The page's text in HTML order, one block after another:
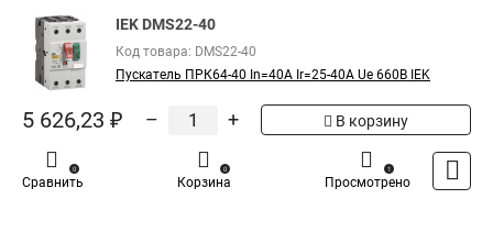
Написать отзыв
1
Iek - Специализированный магазин
IEK DMS22-40
Код товара: DMS22-40
Пускатель ПРК64-40 In=40A Ir=25-40A Ue 660В IEK
5 626,23 ₽ – + В корзину
Сравнить
0
Корзина
0
Просмотрено
1